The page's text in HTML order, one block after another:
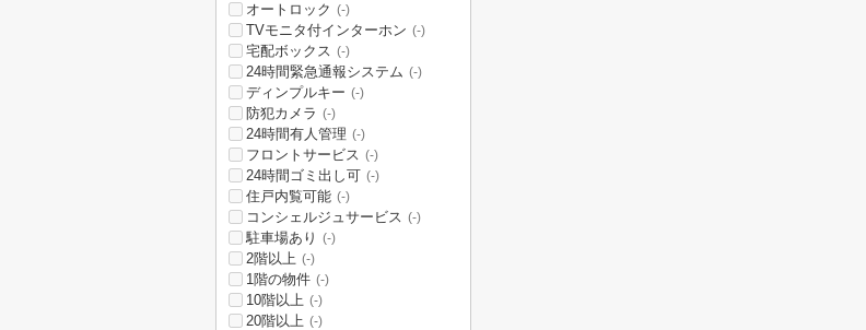
オートロック (-)
TVモニタ付インターホン (-)
宅配ボックス (-)
24時間緊急通報システム (-)
ディンプルキー (-)
防犯カメラ (-)
24時間有人管理 (-)
フロントサービス (-)
24時間ゴミ出し可 (-)
住戸内覧可能 (-)
コンシェルジュサービス (-)
駐車場あり (-)
2階以上 (-)
1階の物件 (-)
10階以上 (-)
20階以上 (-)